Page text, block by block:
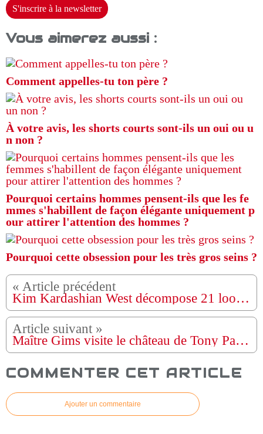
S'inscrire à la newsletter
Vous aimerez aussi :
Comment appelles-tu ton père ?
À votre avis, les shorts courts sont-ils un oui ou u
n non ?
Pourquoi certains hommes pensent-ils que les fe
mmes s'habillent de façon élégante uniquement p
our attirer l'attention des hommes ?
Pourquoi cette obsession pour les très gros seins ?
Kim Kardashian West décompose 21 looks de 2006 à aujourd'hui | La vie dans les regards | Vogue
Maître Gims visite le château de Tony Parker
COMMENTER CET ARTICLE
Ajouter un commentaire